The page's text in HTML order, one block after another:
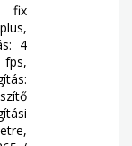
fix
4